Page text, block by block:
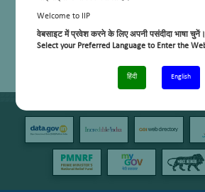
Welcome to IIP
वेबसाइट में प्रवेश करने के लिए अपनी पसंदीदा भाषा चुनें।
Select your Preferred Language to Enter the
हिंदी English